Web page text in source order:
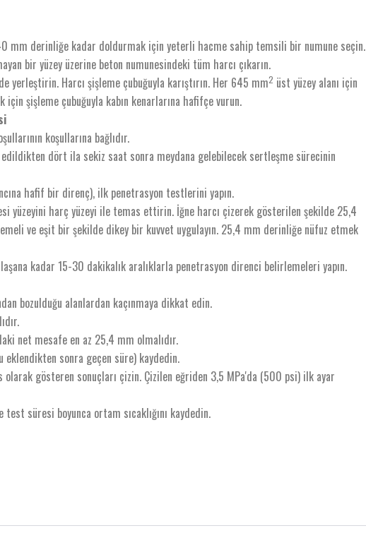
mm derinliğe kadar doldurmak için yeterli hacme sahip temsili bir numune seçin.
bir yüzey üzerine beton numunesindeki tüm harcı çıkarın.
yerleştirin. Harcı şişleme çubuğuyla karıştırın. Her 645 mm2 üst yüzey alanı için
şişleme çubuğuyla kabın kenarlarına hafifçe vurun.
koşullarına bağlıdır.
edildikten dört ila sekiz saat sonra meydana gelebilecek sertleşme sürecinin
hafif bir direnç), ilk penetrasyon testlerini yapın.
yüzeyini harç yüzeyi ile temas ettirin. İğne harcı çizerek gösterilen şekilde 25,4
ve eşit bir şekilde dikey bir kuvvet uygulayın. 25,4 mm derinliğe nüfuz etmek
kadar 15-30 dakikalık aralıklarla penetrasyon direnci belirlemeleri yapın.
bozulduğu alanlardan kaçınmaya dikkat edin.
net mesafe en az 25,4 mm olmalıdır.
eklendikten sonra geçen süre) kaydedin.
gösteren sonuçları çizin. Çizilen eğriden 3,5 MPa'da (500 psi) ilk ayar
test süresi boyunca ortam sıcaklığını kaydedin.